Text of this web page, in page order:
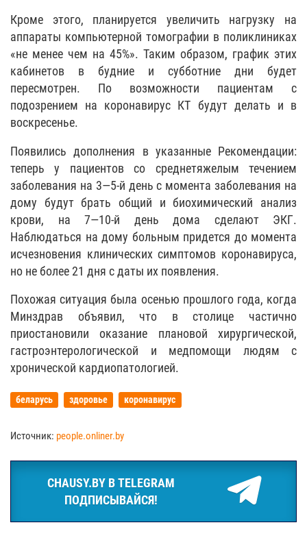
Кроме этого, планируется увеличить нагрузку на
аппараты компьютерной томографии в поликлиниках
«не менее чем на 45%». Таким образом, график этих
кабинетов в будние и субботние дни будет
пересмотрен. По возможности пациентам с
подозрением на коронавирус КТ будут делать и в
воскресенье.
Появились дополнения в указанные Рекомендации:
теперь у пациентов со среднетяжелым течением
заболевания на 3—5-й день с момента заболевания на
дому будут брать общий и биохимический анализ
крови, на 7—10-й день дома сделают ЭКГ.
Наблюдаться на дому больным придется до момента
исчезновения клинических симптомов коронавируса,
но не более 21 дня с даты их появления.
Похожая ситуация была осенью прошлого года, когда
Минздрав объявил, что в столице частично
приостановили оказание плановой хирургической,
гастроэнтерологической и медпомощи людям с
хронической кардиопатологией.
беларусь здоровье коронавирус
Источник: people.onliner.by
CHAUSY.BY В TELEGRAM
ПОДПИСЫВАЙСЯ!